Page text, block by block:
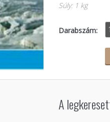
Súly: 1 kg
Darabszám:
A